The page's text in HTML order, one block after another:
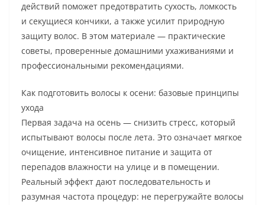
действий поможет предотвратить сухость, ломкость
и секущиеся кончики, а также усилит природную
защиту волос. В этом материале — практические
советы, проверенные домашними ухаживаниями и
профессиональными рекомендациями.
Как подготовить волосы к осени: базовые принципы
ухода
Первая задача на осень — снизить стресс, который
испытывают волосы после лета. Это означает мягкое
очищение, интенсивное питание и защита от
перепадов влажности на улице и в помещении.
Реальный эффект дают последовательность и
разумная частота процедур: не перегружайте волосы